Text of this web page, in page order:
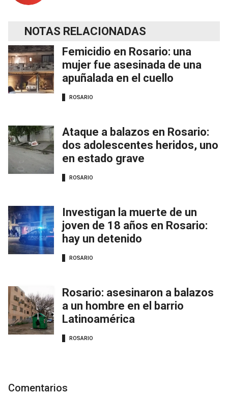
NOTAS RELACIONADAS
Femicidio en Rosario: una
mujer fue asesinada de una
apuñalada en el cuello
ROSARIO
Ataque a balazos en Rosario:
dos adolescentes heridos, uno
en estado grave
ROSARIO
Investigan la muerte de un
joven de 18 años en Rosario:
hay un detenido
ROSARIO
Rosario: asesinaron a balazos
a un hombre en el barrio
Latinoamérica
ROSARIO
Comentarios